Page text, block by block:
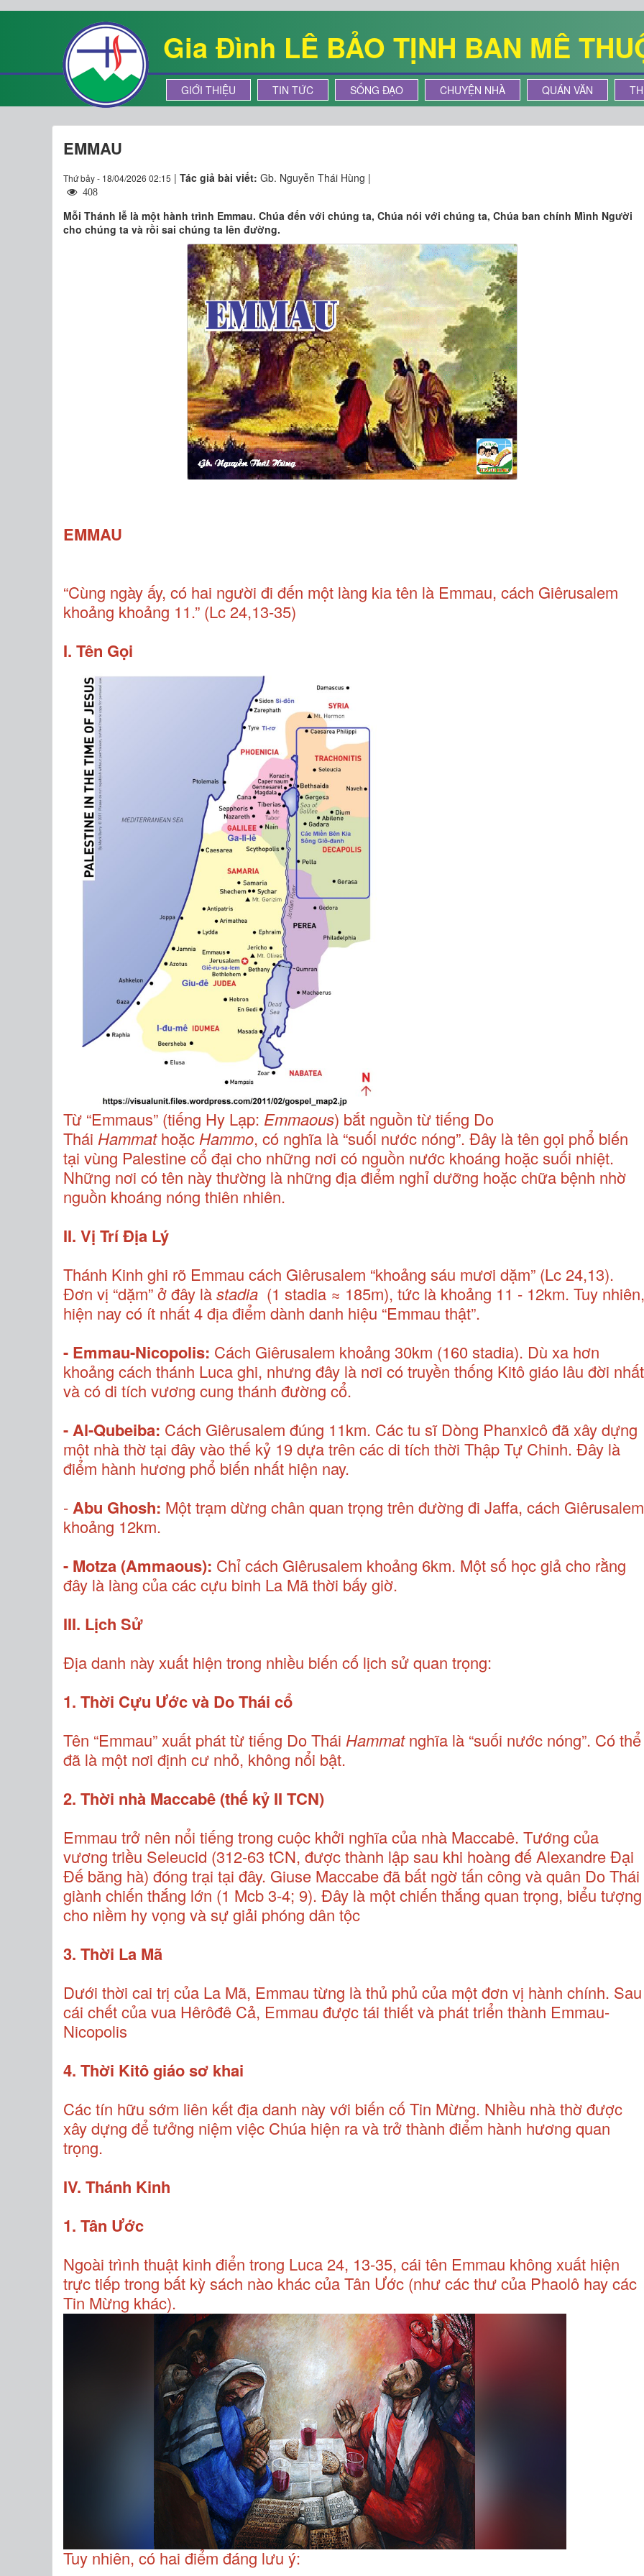
Gia Đình LÊ BẢO TỊNH BAN MÊ
GIỚI THIỆU TIN TỨC SỐNG ĐẠO CHUYỆN NHÀ QUÁN VĂN
EMMAU
Thứ bảy - 18/04/2026 02:15 | Tác giả bài viết: Gb. Nguyễn Thái Hùng |
408
Mỗi Thánh lễ là một hành trình Emmau. Chúa đến với chúng ta, Chúa nói với chúng ta, Chúa ban chính Mình Người
cho chúng ta và rồi sai chúng ta lên đường.
EMMAU
“Cùng ngày ấy, có hai người đi đến một làng kia tên là Emmau, cách Giêrusalem
khoảng khoảng 11.” (Lc 24,13-35)
I. Tên Gọi
Từ “Emmaus” (tiếng Hy Lạp: Emmaous) bắt nguồn từ tiếng Do
Thái Hammathoặc Hammo, có nghĩa là “suối nước nóng”. Đây là tên gọi phổ biến
tại vùng Palestine cổ đại cho những nơi có nguồn nước khoáng hoặc suối nhiệt.
Những nơi có tên này thường là những địa điểm nghỉ dưỡng hoặc chữa bệnh nhờ
nguồn khoáng nóng thiên nhiên.
II. Vị Trí Địa Lý
Thánh Kinh ghi rõ Emmau cách Giêrusalem “khoảng sáu mươi dặm” (Lc 24,13).
Đơn vị “dặm” ở đây làstadia (1 stadia ≈ 185m), tức là khoảng 11 - 12km. Tuy nhiên,
hiện nay có ít nhất 4 địa điểm dành danh hiệu “Emmau thật”.
- Emmau-Nicopolis: Cách Giêrusalem khoảng 30km (160 stadia). Dù xa hơn
khoảng cách thánh Luca ghi, nhưng đây là nơi có truyền thống Kitô giáo lâu đời nhất
và có di tích vương cung thánh đường cổ.
- Al-Qubeiba: Cách Giêrusalem đúng 11km. Các tu sĩ Dòng Phanxicô đã xây dựng
một nhà thờ tại đây vào thế kỷ 19 dựa trên các di tích thời Thập Tự Chinh. Đây là
điểm hành hương phổ biến nhất hiện nay.
-Abu Ghosh: Một trạm dừng chân quan trọng trên đường đi Jaffa, cách Giêrusalem
khoảng 12km.
- Motza (Ammaous): Chỉ cách Giêrusalem khoảng 6km. Một số học giả cho rằng
đây là làng của các cựu binh La Mã thời bấy giờ.
III. Lịch Sử
Địa danh này xuất hiện trong nhiều biến cố lịch sử quan trọng:
1. Thời Cựu Ước và Do Thái cổ
Tên “Emmau” xuất phát từ tiếng Do Thái Hammatnghĩa là “suối nước nóng”. Có thể
đã là một nơi định cư nhỏ, không nổi bật.
2. Thời nhà Maccabê (thế kỷ II TCN)
Emmau trở nên nổi tiếng trong cuộc khởi nghĩa của nhà Maccabê. Tướng của
vương triều Seleucid (312-63 tCN, được thành lập sau khi hoàng đế Alexandre Đại
Đế băng hà) đóng trại tại đây. Giuse Maccabe đã bất ngờ tấn công và quân Do Thái
giành chiến thắng lớn (1 Mcb 3-4; 9). Đây là một chiến thắng quan trọng, biểu tượng
cho niềm hy vọng và sự giải phóng dân tộc
3. Thời La Mã
Dưới thời cai trị của La Mã, Emmau từng là thủ phủ của một đơn vị hành chính. Sau
cái chết của vua Hêrôđê Cả, Emmau được tái thiết và phát triển thành Emmau-
Nicopolis
4. Thời Kitô giáo sơ khai
Các tín hữu sớm liên kết địa danh này với biến cố Tin Mừng. Nhiều nhà thờ được
xây dựng để tưởng niệm việc Chúa hiện ra và trở thành điểm hành hương quan
trọng.
IV. Thánh Kinh
1. Tân Ước
Ngoài trình thuật kinh điển trong Luca 24, 13-35, cái tên Emmau không xuất hiện
trực tiếp trong bất kỳ sách nào khác của Tân Ước (như các thư của Phaolô hay các
Tin Mừng khác).
Tuy nhiên, có hai điểm đáng lưu ý: